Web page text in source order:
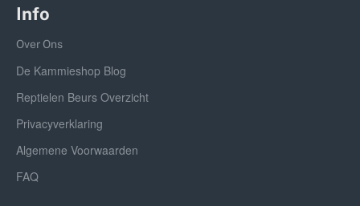
Info
Over Ons
De Kammieshop Blog
Reptielen Beurs Overzicht
Privacyverklaring
Algemene Voorwaarden
FAQ